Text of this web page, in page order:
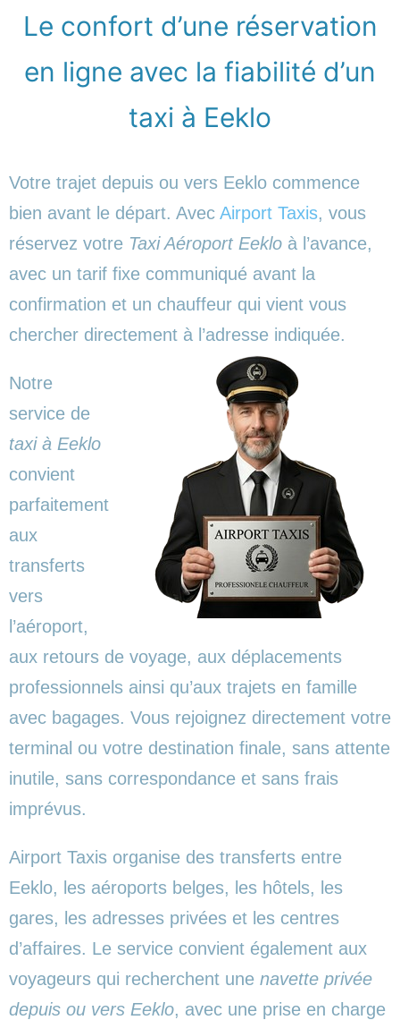
Le confort d’une réservation
en ligne avec la fiabilité d’un
taxi à Eeklo
Votre trajet depuis ou vers Eeklo commence
bien avant le départ. Avec Airport Taxis, vous
réservez votre Taxi Aéroport Eeklo à l’avance,
avec un tarif fixe communiqué avant la
confirmation et un chauffeur qui vient vous
chercher directement à l’adresse indiquée.
Notre
service de
taxi à Eeklo
convient
parfaitement
aux
transferts
vers
l’aéroport,
aux retours de voyage, aux déplacements
professionnels ainsi qu’aux trajets en famille
avec bagages. Vous rejoignez directement votre
terminal ou votre destination finale, sans attente
inutile, sans correspondance et sans frais
imprévus.
Airport Taxis organise des transferts entre
Eeklo, les aéroports belges, les hôtels, les
gares, les adresses privées et les centres
d’affaires. Le service convient également aux
voyageurs qui recherchent une navette privée
depuis ou vers Eeklo, avec une prise en charge